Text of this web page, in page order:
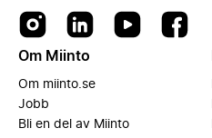
Om Miinto
Om miinto.se
Jobb
Bli en del av Miinto